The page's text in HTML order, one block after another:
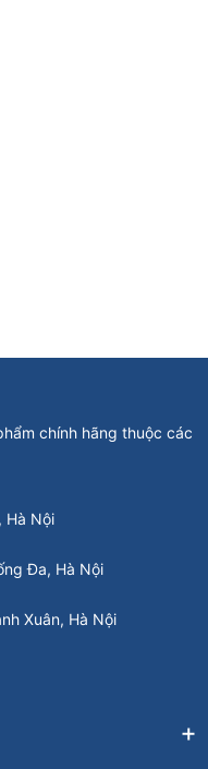
chính hãng thuộc các
Hà Nội
Đa, Hà Nội
Xuân, Hà Nội